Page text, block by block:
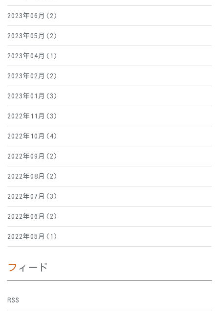
2023年06月(2)
2023年05月(2)
2023年04月(1)
2023年02月(2)
2023年01月(3)
2022年11月(3)
2022年10月(4)
2022年09月(2)
2022年08月(2)
2022年07月(3)
2022年06月(2)
2022年05月(1)
フィード
RSS